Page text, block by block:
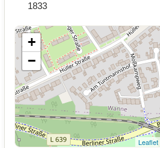
1833
+
−
Leaflet